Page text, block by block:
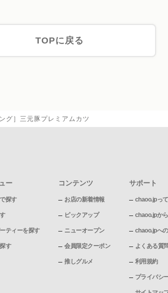
TOPに戻る
グ］三元豚プレミアムカツ
ー
探す
ティーを探す
す
コンテンツ
お店の新着情報
ピックアップ
ニューオープン
会員限定クーポン
推しグルメ
サポート
chaoo.jpっ
chaoo.jpか
chaoo.jpへ
よくある質
利用規約
プライバシ